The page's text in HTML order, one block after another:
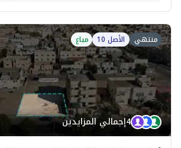
منتهي الأصل 10 مباع
4إجمالي المزايدين